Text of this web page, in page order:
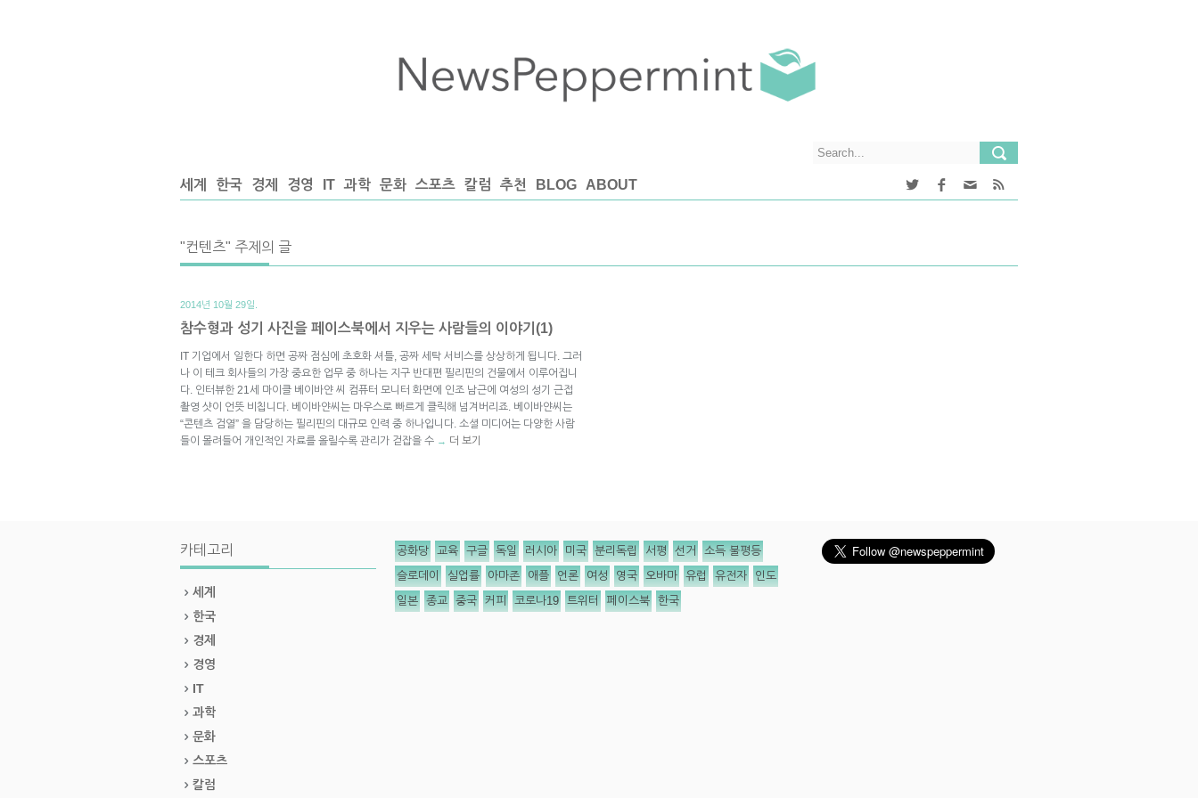
세계 한국 경제 경영 IT 과학 문화 스포츠 칼럼 추천 BLOG ABOUT
"컨텐츠" 주제의 글
2014년 10월 29일.
참수형과 성기 사진을 페이스북에서 지우는 사람들의 이야기(1)
IT 기업에서 일한다 하면 공짜 점심에 초호화 셔틀, 공짜 세탁 서비스를 상상하게 됩니다. 그러
나 이 테크 회사들의 가장 중요한 업무 중 하나는 지구 반대편 필리핀의 건물에서 이루어집니
다. 인터뷰한 21세 마이클 베이바얀 씨 컴퓨터 모니터 화면에 인조 남근에 여성의 성기 근접
촬영 샷이 언뜻 비칩니다. 베이바얀씨는 마우스로 빠르게 클릭해 넘겨버리죠. 베이바얀씨는
“콘텐츠 검열” 을 담당하는 필리핀의 대규모 인력 중 하나입니다. 소셜 미디어는 다양한 사람
들이 몰려들어 개인적인 자료를 올릴수록 관리가 걷잡을 수 → 더 보기
카테고리
세계
한국
경제
경영
IT
과학
문화
스포츠
칼럼
공화당 교육 구글 독일 러시아 미국 분리독립 서평 선거 소득 불평등
슬로데이 실업률 아마존 애플 언론 여성 영국 오바마 유럽 유전자 인도
일본 종교 중국 커피 코로나19 트위터 페이스북 한국